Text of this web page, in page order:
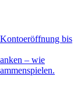
bis
– wie